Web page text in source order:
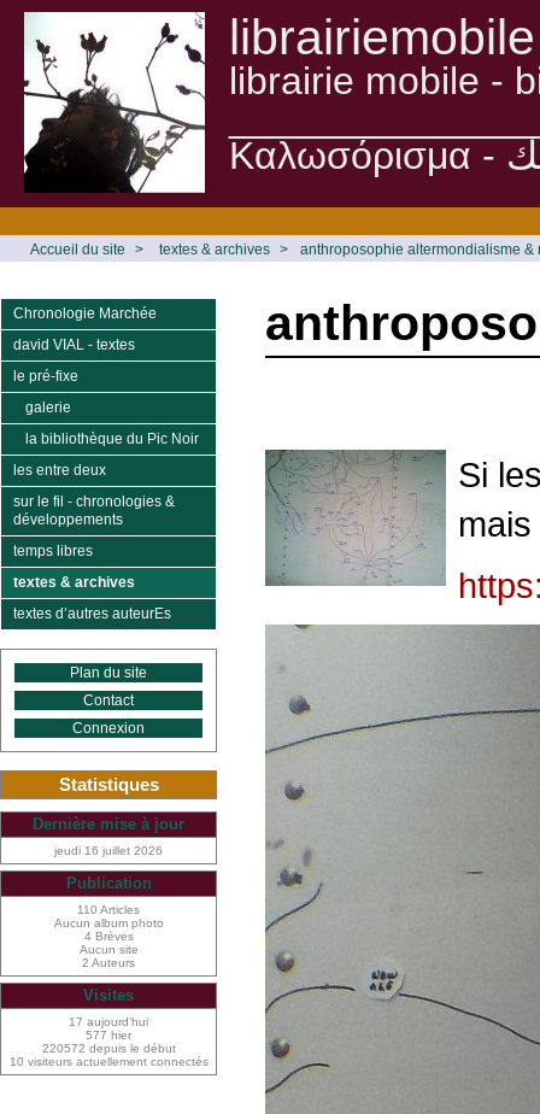
librairiemobile
librairie mobile -
Accueil du site > textes & archives > anthroposophie altermondialisme &
Si
Chronologie Marchée
david VIAL - textes
le pré-fixe
galerie
la bibliothèque du Pic Noir
les entre deux
sur le fil - chronologies &
développements
temps libres
textes & archives
textes d’autres auteurEs
Plan du site
Contact
Connexion
Statistiques
Dernière mise à jour
jeudi 16 juillet 2026
Publication
110 Articles
Aucun album photo
4 Brèves
Aucun site
2 Auteurs
Visites
17 aujourd’hui
577 hier
220572 depuis le début
10 visiteurs actuellement connectés